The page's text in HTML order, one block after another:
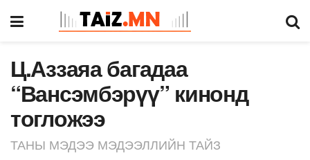
Ц.Аззаяа багадаа
“Вансэмбэрүү” кинонд
тогложээ
ТАНЫ МЭДЭЭ МЭДЭЭЛЛИЙН ТАЙЗ